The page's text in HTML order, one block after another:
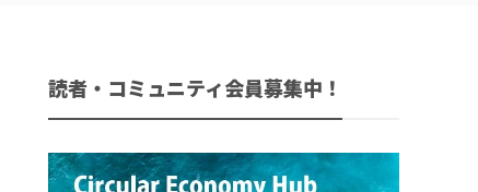
読者・コミュニティ会員募集中！